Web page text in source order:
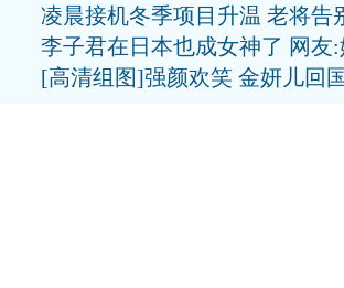
凌晨接机冬季项目升温 老将告
李子君在日本也成女神了 网友
[高清组图]强颜欢笑 金妍儿回